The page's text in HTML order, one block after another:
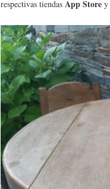
respectivas tiendas App Store y